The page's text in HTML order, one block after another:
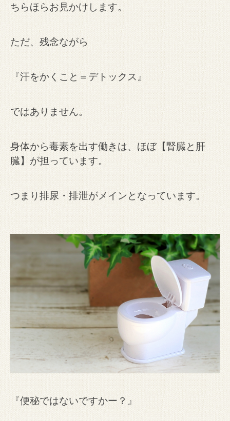
ちらほらお見かけします。
ただ、残念ながら
『汗をかくこと＝デトックス』
ではありません。
身体から毒素を出す働きは、ほぼ【腎臓と肝
臓】が担っています。
つまり排尿・排泄がメインとなっています。
『便秘ではないですかー？』